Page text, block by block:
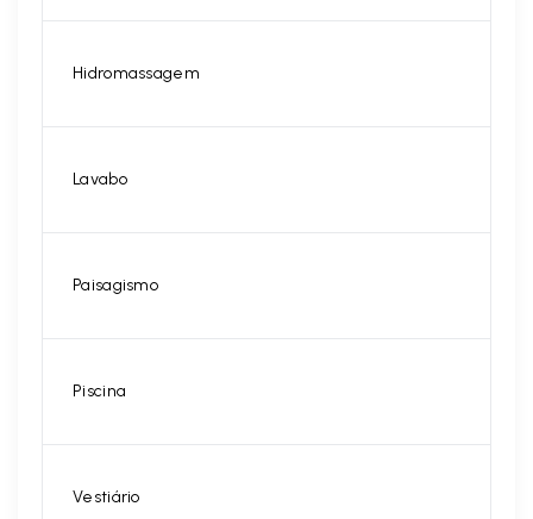
Hidromassagem
Lavabo
Paisagismo
Piscina
Vestiário